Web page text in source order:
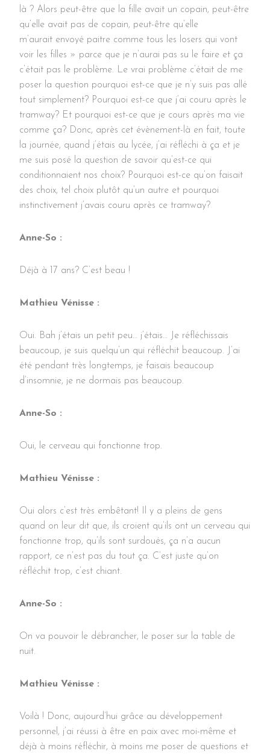
là ? Alors peut-être que la fille avait un copain, peut-être
qu’elle avait pas de copain, peut-être qu’elle
m’aurait envoyé paitre comme tous les losers qui vont
voir les filles » parce que je n’aurai pas su le faire et ça
c’était pas le problème. Le vrai problème c’était de me
poser la question pourquoi est-ce que je n’y suis pas allé
tout simplement? Pourquoi est-ce que j’ai couru après le
tramway? Et pourquoi est-ce que je cours après ma vie
comme ça? Donc, après cet évènement-là en fait, toute
la journée, quand j’étais au lycée, j’ai réfléchi à ça et je
me suis posé la question de savoir qu’est-ce qui
conditionnaient nos choix? Pourquoi est-ce qu’on faisait
des choix, tel choix plutôt qu’un autre et pourquoi
instinctivement j’avais couru après ce tramway?
Anne-So :
Déjà à 17 ans? C’est beau !
Mathieu Vénisse :
Oui. Bah j’étais un petit peu… j’étais… Je réfléchissais
beaucoup, je suis quelqu’un qui réfléchit beaucoup. J’ai
été pendant très longtemps, je faisais beaucoup
d’insomnie, je ne dormais pas beaucoup.
Anne-So :
Oui, le cerveau qui fonctionne trop.
Mathieu Vénisse :
Oui alors c’est très embêtant! Il y a pleins de gens
quand on leur dit que, ils croient qu’ils ont un cerveau qui
fonctionne trop, qu’ils sont surdoués, ça n’a aucun
rapport, ce n’est pas du tout ça. C’est juste qu’on
réfléchit trop, c’est chiant.
Anne-So :
On va pouvoir le débrancher, le poser sur la table de
nuit.
Mathieu Vénisse :
Voilà ! Donc, aujourd’hui grâce au développement
personnel, j’ai réussi à être en paix avec moi-même et
déjà à moins réfléchir, à moins me poser de questions et